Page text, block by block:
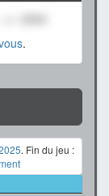
2500
.
. Fin du jeu :